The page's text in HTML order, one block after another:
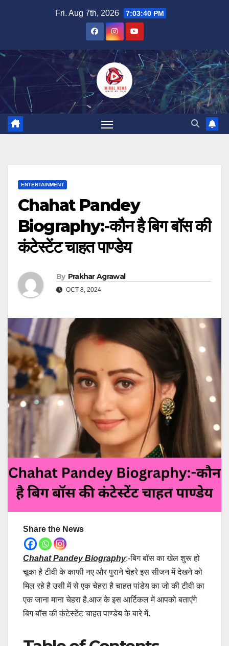
Fri. Aug 7th, 2026 7:03:42 PM
ENTERTAINMENT
Chahat Pandey
Biography:-कौन है बिग बॉस की
कंटेस्टेंट चाहत पाण्डेय
By Prakhar Agrawal
OCT 8, 2024
Share the News
Chahat Pandey Biography:-बिग बॉस का खेल शुरू हो
चूका है टीवी के काफी नए और पुराने चेहरे इस सीजन में देखने को
मिल रहे है उसी में से एक चेहरा है चाहत पांडेय का जो की टीवी का
एक जाना माना चेहरा है.आज के इस आर्टिकल में आपको बताएंगे
बिग बॉस की कंटेस्टेंट चाहत पाण्डेय के बारे में.